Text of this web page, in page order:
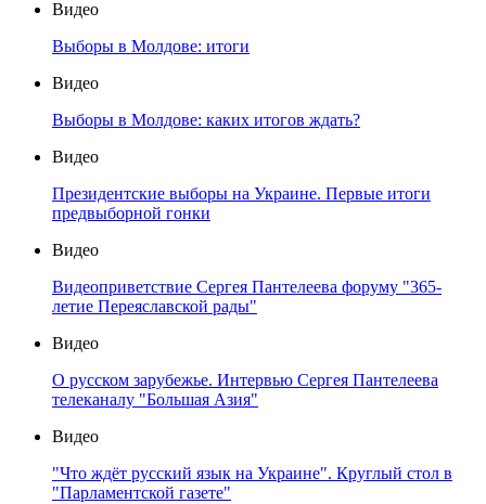
Видео
Выборы в Молдове: итоги
Видео
Выборы в Молдове: каких итогов ждать?
Видео
Президентские выборы на Украине. Первые итоги
предвыборной гонки
Видео
Видеоприветствие Сергея Пантелеева форуму "365-
летие Переяславской рады"
Видео
О русском зарубежье. Интервью Сергея Пантелеева
телеканалу "Большая Азия"
Видео
"Что ждёт русский язык на Украине". Круглый стол в
"Парламентской газете"